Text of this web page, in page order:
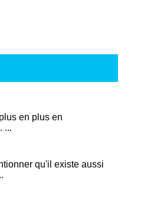
en plus en
...
qu'il existe aussi